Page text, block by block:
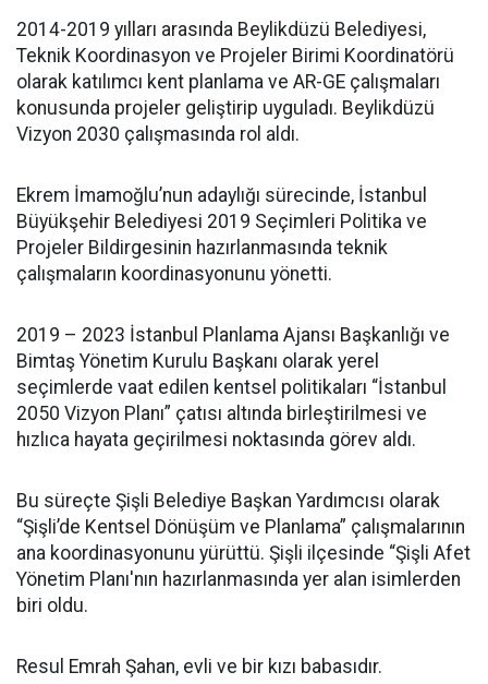
2014-2019 yılları arasında Beylikdüzü Belediyesi,
Teknik Koordinasyon ve Projeler Birimi Koordinatörü
olarak katılımcı kent planlama ve AR-GE çalışmaları
konusunda projeler geliştirip uyguladı. Beylikdüzü
Vizyon 2030 çalışmasında rol aldı.
Ekrem İmamoğlu’nun adaylığı sürecinde, İstanbul
Büyükşehir Belediyesi 2019 Seçimleri Politika ve
Projeler Bildirgesinin hazırlanmasında teknik
çalışmaların koordinasyonunu yönetti.
2019 – 2023 İstanbul Planlama Ajansı Başkanlığı ve
Bimtaş Yönetim Kurulu Başkanı olarak yerel
seçimlerde vaat edilen kentsel politikaları “İstanbul
2050 Vizyon Planı” çatısı altında birleştirilmesi ve
hızlıca hayata geçirilmesi noktasında görev aldı.
Bu süreçte Şişli Belediye Başkan Yardımcısı olarak
“Şişli’de Kentsel Dönüşüm ve Planlama” çalışmalarının
ana koordinasyonunu yürüttü. Şişli ilçesinde “Şişli Afet
Yönetim Planı'nın hazırlanmasında yer alan isimlerden
biri oldu.
Resul Emrah Şahan, evli ve bir kızı babasıdır.